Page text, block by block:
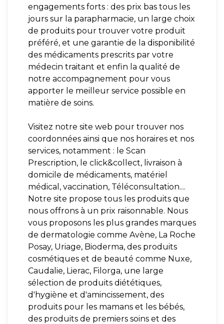
engagements forts : des prix bas tous les
jours sur la parapharmacie, un large choix
de produits pour trouver votre produit
préféré, et une garantie de la disponibilité
des médicaments prescrits par votre
médecin traitant et enfin la qualité de
notre accompagnement pour vous
apporter le meilleur service possible en
matière de soins.
Visitez notre site web pour trouver nos
coordonnées ainsi que nos horaires et nos
services, notamment : le Scan
Prescription, le click&collect, livraison à
domicile de médicaments, matériel
médical, vaccination, Téléconsultation....
Notre site propose tous les produits que
nous offrons à un prix raisonnable. Nous
vous proposons les plus grandes marques
de dermatologie comme Avène, La Roche
Posay, Uriage, Bioderma, des produits
cosmétiques et de beauté comme Nuxe,
Caudalie, Lierac, Filorga, une large
sélection de produits diététiques,
d'hygiène et d'amincissement, des
produits pour les mamans et les bébés,
des produits de premiers soins et des